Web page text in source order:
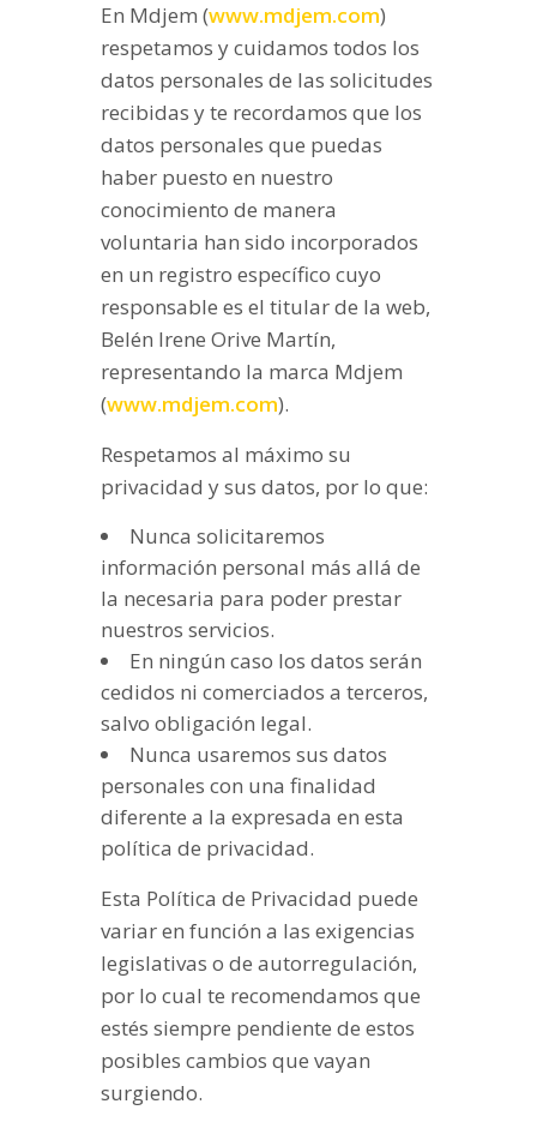
En Mdjem (www.mdjem.com)
respetamos y cuidamos todos los
datos personales de las solicitudes
recibidas y te recordamos que los
datos personales que puedas
haber puesto en nuestro
conocimiento de manera
voluntaria han sido incorporados
en un registro específico cuyo
responsable es el titular de la web,
Belén Irene Orive Martín,
representando la marca Mdjem
(www.mdjem.com).
Respetamos al máximo su
privacidad y sus datos, por lo que:
Nunca solicitaremos
información personal más allá de
la necesaria para poder prestar
nuestros servicios.
En ningún caso los datos serán
cedidos ni comerciados a terceros,
salvo obligación legal.
Nunca usaremos sus datos
personales con una finalidad
diferente a la expresada en esta
política de privacidad.
Esta Política de Privacidad puede
variar en función a las exigencias
legislativas o de autorregulación,
por lo cual te recomendamos que
estés siempre pendiente de estos
posibles cambios que vayan
surgiendo.